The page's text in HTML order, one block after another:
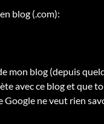
blog (.com):
mon blog (depuis
avec ce blog et que
Google ne veut rien